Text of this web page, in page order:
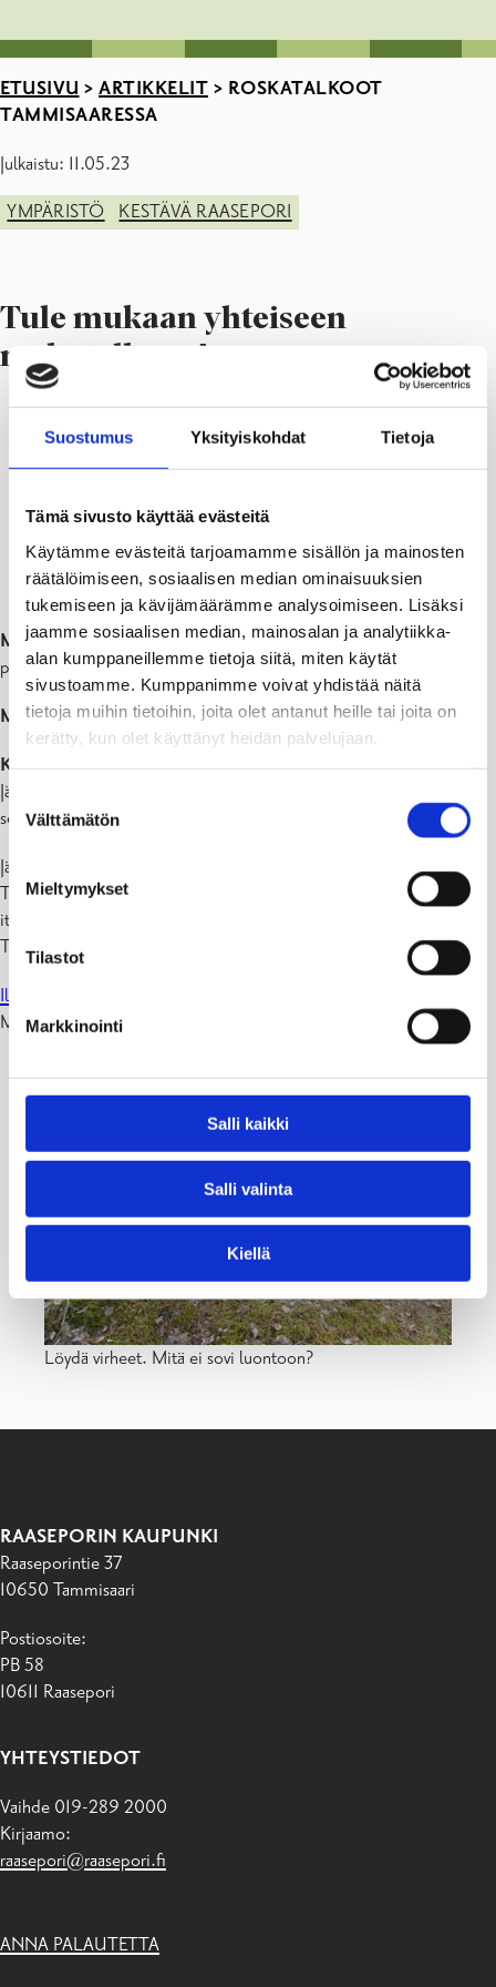
Suostumus Yksityiskohdat Tietoja
Tämä sivusto käyttää evästeitä
Käytämme evästeitä tarjoamamme sisällön ja mainosten
räätälöimiseen, sosiaalisen median ominaisuuksien
tukemiseen ja kävijämäärämme analysoimiseen. Lisäksi
jaamme sosiaalisen median, mainosalan ja analytiikka-
alan kumppaneillemme tietoja siitä, miten käytät
sivustoamme. Kumppanimme voivat yhdistää näitä
tietoja muihin tietoihin, joita olet antanut heille tai joita on
kerätty, kun olet käyttänyt heidän palvelujaan.
Suostumuksen
valinta
Välttämätön
Mieltymykset
Tilastot
Markkinointi
Salli kaikki
Salli valinta
Kiellä
ETUSIVU > ARTIKKELIT > ROSKATALKOOT
TAMMISAARESSA
Julkaistu: 11.05.23
YMPÄRISTÖ KESTÄVÄ RAASEPORI
Tule mukaan yhteiseen
roskatalkoon!
Missä?– Kokoontumispaikkana toimii Ramsholmenin
pysäköintipaikka Tammisaaressa (Snäcksundintie)
Milloin?– Keskiviikko 17 toukokuu klo 16-18
Kuka?– Avoinna kaikille!
Järjestetty yhdessä:
sekä Raaseporin kaupunki.
Järjestäjiltä löytyy kaikki tarvittavat välineet.
Talkoisiin voi tulla paikalle milloin tahansa talkooaikana ja osallistua
itselleen sopivan pituisen ajan.
Tarjolla pientä purtavaa ja juotavaa talkoilijoille!
Ilmoittaudu mukaan tässä!
Myös drop-in osallistujat tervetulleet!
Löydä virheet. Mitä ei sovi luontoon?
RAASEPORIN KAUPUNKI
Raaseporintie 37
10650 Tammisaari
Postiosoite:
PB 58
10611 Raasepori
YHTEYSTIEDOT
Vaihde 019-289 2000
Kirjaamo:
raasepori@raasepori.fi
ANNA PALAUTETTA